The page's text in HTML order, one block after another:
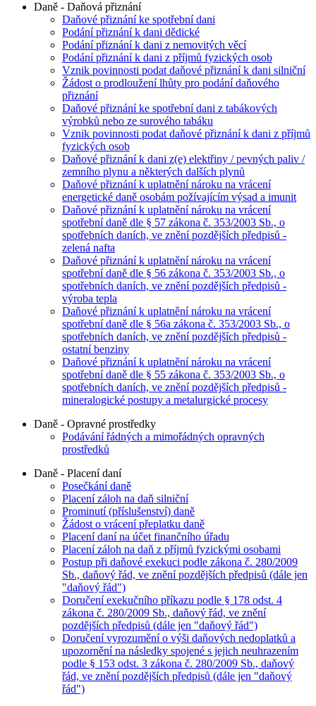
Daně - Daňová přiznání
Daňové přiznání ke spotřební dani
Podání přiznání k dani dědické
Podání přiznání k dani z nemovitých věcí
Podání přiznání k dani z příjmů fyzických osob
Vznik povinnosti podat daňové přiznání k dani silniční
Žádost o prodloužení lhůty pro podání daňového
přiznání
Daňové přiznání ke spotřební dani z tabákových
výrobků nebo ze surového tabáku
Vznik povinnosti podat daňové přiznání k dani z příjmů
fyzických osob
Daňové přiznání k dani z(e) elektřiny / pevných paliv /
zemního plynu a některých dalších plynů
Daňové přiznání k uplatnění nároku na vrácení
energetické daně osobám požívajícím výsad a imunit
Daňové přiznání k uplatnění nároku na vrácení
spotřební daně dle § 57 zákona č. 353/2003 Sb., o
spotřebních daních, ve znění pozdějších předpisů -
zelená nafta
Daňové přiznání k uplatnění nároku na vrácení
spotřební daně dle § 56 zákona č. 353/2003 Sb., o
spotřebních daních, ve znění pozdějších předpisů -
výroba tepla
Daňové přiznání k uplatnění nároku na vrácení
spotřební daně dle § 56a zákona č. 353/2003 Sb., o
spotřebních daních, ve znění pozdějších předpisů -
ostatní benziny
Daňové přiznání k uplatnění nároku na vrácení
spotřební daně dle § 55 zákona č. 353/2003 Sb., o
spotřebních daních, ve znění pozdějších předpisů -
mineralogické postupy a metalurgické procesy
Daně - Opravné prostředky
Podávání řádných a mimořádných opravných
prostředků
Daně - Placení daní
Posečkání daně
Placení záloh na daň silniční
Prominutí (příslušenství) daně
Žádost o vrácení přeplatku daně
Placení daní na účet finančního úřadu
Placení záloh na daň z příjmů fyzickými osobami
Postup při daňové exekuci podle zákona č. 280/2009
Sb., daňový řád, ve znění pozdějších předpisů (dále jen
"daňový řád")
Doručení exekučního příkazu podle § 178 odst. 4
zákona č. 280/2009 Sb., daňový řád, ve znění
pozdějších předpisů (dále jen "daňový řád")
Doručení vyrozumění o výši daňových nedoplatků a
upozornění na následky spojené s jejich neuhrazením
podle § 153 odst. 3 zákona č. 280/2009 Sb., daňový
řád, ve znění pozdějších předpisů (dále jen "daňový
řád")